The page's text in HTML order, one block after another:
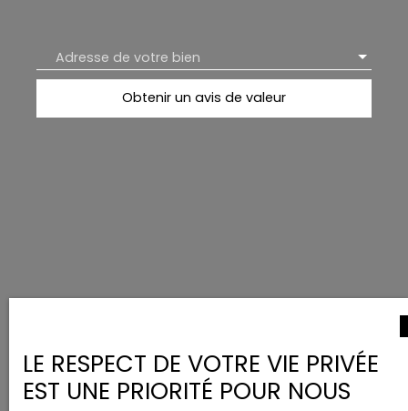
Adresse de votre bien
Obtenir un avis de valeur
LE RESPECT DE VOTRE VIE PRIVÉE
EST UNE PRIORITÉ POUR NOUS